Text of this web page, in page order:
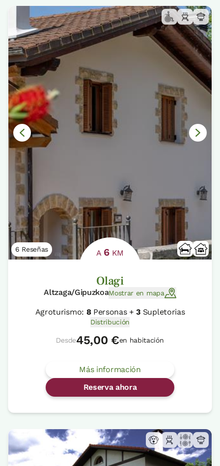
6 Reseñas A 6 KM
Olagi
Altzaga/GipuzkoaMostrar en mapa
Agroturismo: 8Personas +3 Supletorias
Distribución
Desde45,00 €en habitación
Más información
Reserva ahora